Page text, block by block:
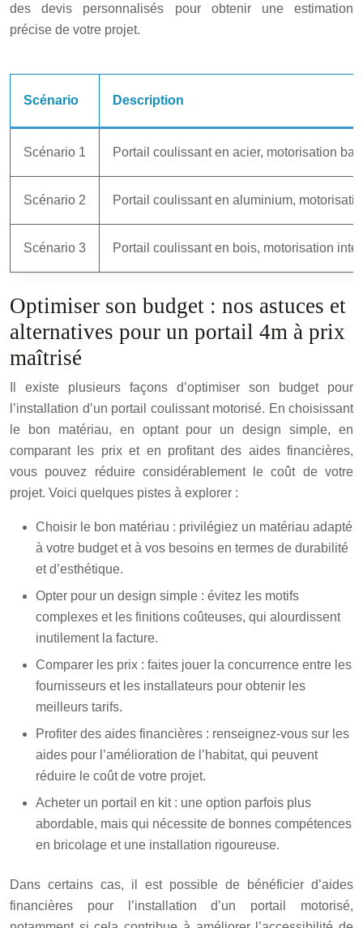
des devis personnalisés pour obtenir une estimation
précise de votre projet.
Scénario Description
Scénario 1 Portail coulissant en acier, motorisation
Scénario 2 Portail coulissant en aluminium,
Scénario 3 Portail coulissant en bois, motorisation
Optimiser son budget : nos astuces et
alternatives pour un portail 4m à prix
maîtrisé
Il existe plusieurs façons d’optimiser son budget pour
l’installation d’un portail coulissant motorisé. En choisissant
le bon matériau, en optant pour un design simple, en
comparant les prix et en profitant des aides financières,
vous pouvez réduire considérablement le coût de votre
projet. Voici quelques pistes à explorer :
Choisir le bon matériau : privilégiez un matériau adapté
à votre budget et à vos besoins en termes de durabilité
et d’esthétique.
Opter pour un design simple : évitez les motifs
complexes et les finitions coûteuses, qui alourdissent
inutilement la facture.
Comparer les prix : faites jouer la concurrence entre les
fournisseurs et les installateurs pour obtenir les
meilleurs tarifs.
Profiter des aides financières : renseignez-vous sur les
aides pour l’amélioration de l’habitat, qui peuvent
réduire le coût de votre projet.
Acheter un portail en kit : une option parfois plus
abordable, mais qui nécessite de bonnes compétences
en bricolage et une installation rigoureuse.
Dans certains cas, il est possible de bénéficier d’aides
financières pour l’installation d’un portail motorisé,